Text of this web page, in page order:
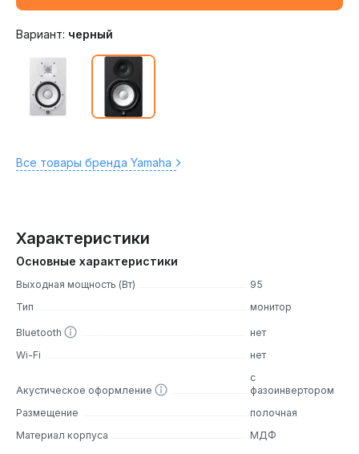
Вариант: черный
Все товары бренда Yamaha
Характеристики
Основные характеристики
Выходная мощность (Вт)
95
Тип
монитор
Bluetooth
нет
Wi-Fi
нет
Акустическое оформление
с
фазоинвертором
Размещение
полочная
Материал корпуса
МДФ